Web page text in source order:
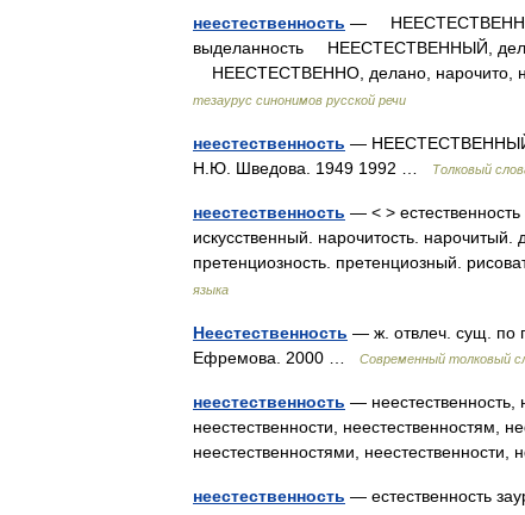
неестественность —
выделанность НЕЕСТЕСТВЕННЫЙ,
НЕЕСТЕСТВЕННО, делано, нарочито,
тезаурус синонимов русской речи
неестественность — НЕЕСТЕСТВЕННЫЙ,
Н.Ю. Шведова. 1949 1992 …
Толковый
неестественность — < > естественность
искусственный. нарочитость.
претенциозность. претенциозный.
языка
Неестественность — ж. отвлеч. сущ. по
Ефремова. 2000 …
Современный толковый
неестественность — неестественность,
неестественности, неестественностям,
неестественностями,
неестественность — естественность